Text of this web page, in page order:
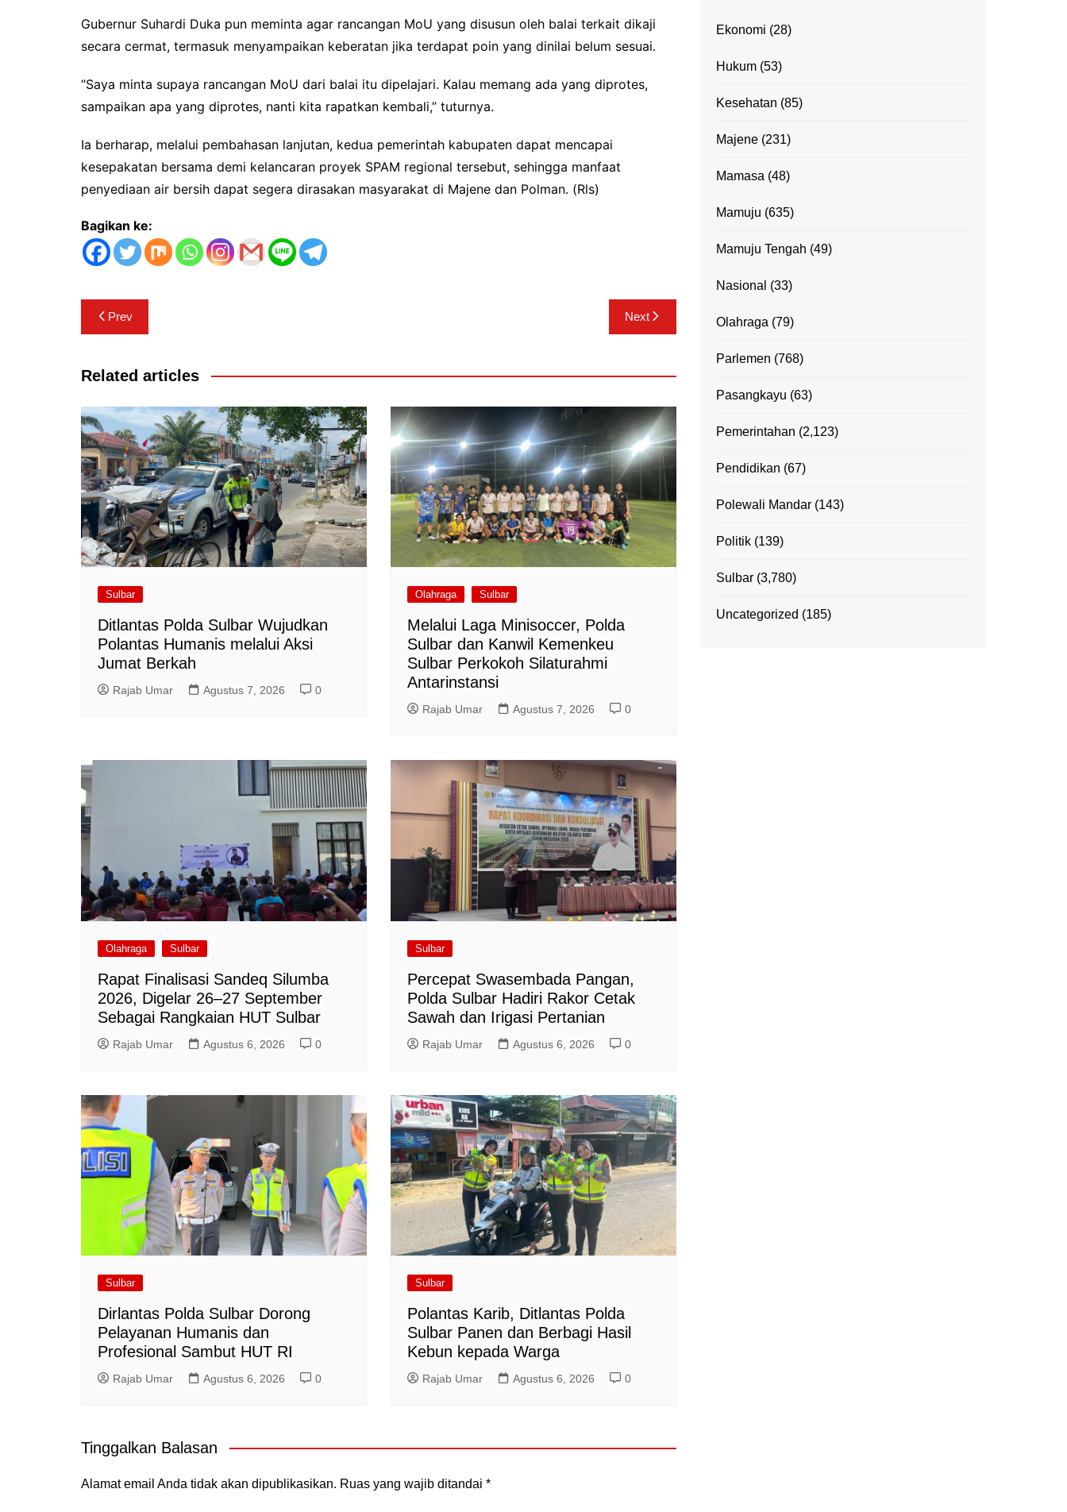
Gubernur Suhardi Duka pun meminta agar rancangan MoU yang disusun oleh balai terkait dikaji
secara cermat, termasuk menyampaikan keberatan jika terdapat poin yang dinilai belum sesuai.
“Saya minta supaya rancangan MoU dari balai itu dipelajari. Kalau memang ada yang diprotes,
sampaikan apa yang diprotes, nanti kita rapatkan kembali,” tuturnya.
Ia berharap, melalui pembahasan lanjutan, kedua pemerintah kabupaten dapat mencapai
kesepakatan bersama demi kelancaran proyek SPAM regional tersebut, sehingga manfaat
penyediaan air bersih dapat segera dirasakan masyarakat di Majene dan Polman. (Rls)
Bagikan ke:
Navigasi
pos
Prev Next
Related articles
Sulbar
Ditlantas Polda Sulbar Wujudkan
Polantas Humanis melalui Aksi
Jumat Berkah
Rajab Umar Agustus 7, 2026 0
Olahraga Sulbar
Melalui Laga Minisoccer, Polda
Sulbar dan Kanwil Kemenkeu
Sulbar Perkokoh Silaturahmi
Antarinstansi
Rajab Umar Agustus 7, 2026 0
Olahraga Sulbar
Rapat Finalisasi Sandeq Silumba
2026, Digelar 26–27 September
Sebagai Rangkaian HUT Sulbar
Rajab Umar Agustus 6, 2026 0
Sulbar
Percepat Swasembada Pangan,
Polda Sulbar Hadiri Rakor Cetak
Sawah dan Irigasi Pertanian
Rajab Umar Agustus 6, 2026 0
Sulbar
Dirlantas Polda Sulbar Dorong
Pelayanan Humanis dan
Profesional Sambut HUT RI
Rajab Umar Agustus 6, 2026 0
Sulbar
Polantas Karib, Ditlantas Polda
Sulbar Panen dan Berbagi Hasil
Kebun kepada Warga
Rajab Umar Agustus 6, 2026 0
Tinggalkan Balasan
Alamat email Anda tidak akan dipublikasikan. Ruas yang wajib ditandai *
Ekonomi (28)
Hukum (53)
Kesehatan (85)
Majene (231)
Mamasa (48)
Mamuju (635)
Mamuju Tengah (49)
Nasional (33)
Olahraga (79)
Parlemen (768)
Pasangkayu (63)
Pemerintahan (2,123)
Pendidikan (67)
Polewali Mandar (143)
Politik (139)
Sulbar (3,780)
Uncategorized (185)